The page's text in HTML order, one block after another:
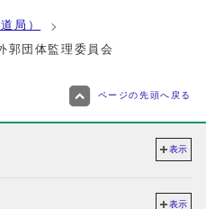
局）
郭団体監理委員会
ページの先頭へ戻る
表示
表示